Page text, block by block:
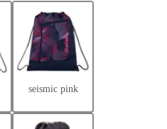
seismic pink